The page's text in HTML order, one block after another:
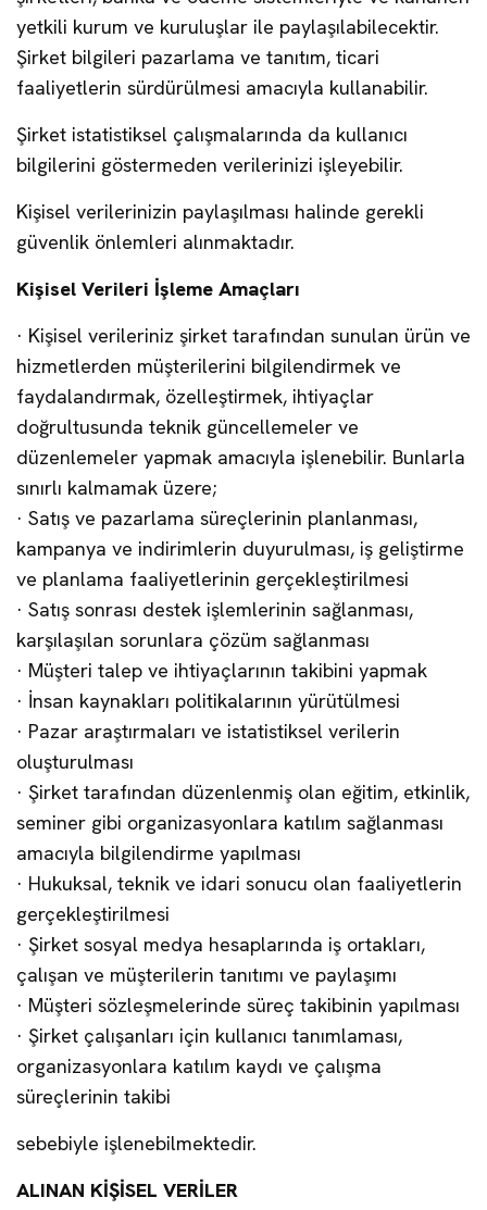
yetkili kurum ve kuruluşlar ile paylaşılabilecektir.
Şirket bilgileri pazarlama ve tanıtım, ticari
faaliyetlerin sürdürülmesi amacıyla kullanabilir.
Şirket istatistiksel çalışmalarında da kullanıcı
bilgilerini göstermeden verilerinizi işleyebilir.
Kişisel verilerinizin paylaşılması halinde gerekli
güvenlik önlemleri alınmaktadır.
Kişisel Verileri İşleme Amaçları
· Kişisel verileriniz şirket tarafından sunulan ürün ve
hizmetlerden müşterilerini bilgilendirmek ve
faydalandırmak, özelleştirmek, ihtiyaçlar
doğrultusunda teknik güncellemeler ve
düzenlemeler yapmak amacıyla işlenebilir. Bunlarla
sınırlı kalmamak üzere;
· Satış ve pazarlama süreçlerinin planlanması,
kampanya ve indirimlerin duyurulması, iş geliştirme
ve planlama faaliyetlerinin gerçekleştirilmesi
· Satış sonrası destek işlemlerinin sağlanması,
karşılaşılan sorunlara çözüm sağlanması
· Müşteri talep ve ihtiyaçlarının takibini yapmak
· İnsan kaynakları politikalarının yürütülmesi
· Pazar araştırmaları ve istatistiksel verilerin
oluşturulması
· Şirket tarafından düzenlenmiş olan eğitim, etkinlik,
seminer gibi organizasyonlara katılım sağlanması
amacıyla bilgilendirme yapılması
· Hukuksal, teknik ve idari sonucu olan faaliyetlerin
gerçekleştirilmesi
· Şirket sosyal medya hesaplarında iş ortakları,
çalışan ve müşterilerin tanıtımı ve paylaşımı
· Müşteri sözleşmelerinde süreç takibinin yapılması
· Şirket çalışanları için kullanıcı tanımlaması,
organizasyonlara katılım kaydı ve çalışma
süreçlerinin takibi
sebebiyle işlenebilmektedir.
ALINAN KİŞİSEL VERİLER